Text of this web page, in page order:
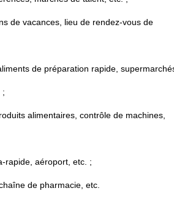
de vacances, lieu de rendez-vous de
de préparation rapide,
;
alimentaires, contrôle de machines,
rapide, aéroport, etc. ;
de pharmacie, etc.